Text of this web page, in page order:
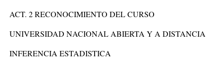
ACT. 2 RECONOCIMIENTO DEL CURSO
UNIVERSIDAD NACIONAL ABIERTA Y A DISTANCIA
INFERENCIA ESTADISTICA